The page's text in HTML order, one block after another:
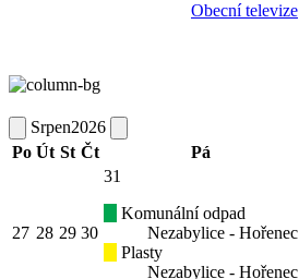
Obecní televize
Srpen2026
Po Út St Čt Pá
27 28 29 30
31
Komunální odpad
Nezabylice - Hořenec
Plasty
Nezabylice - Hořenec